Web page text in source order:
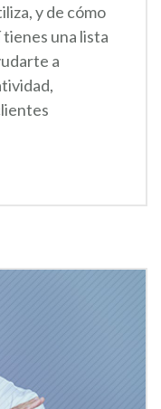
y de cómo
una lista
a